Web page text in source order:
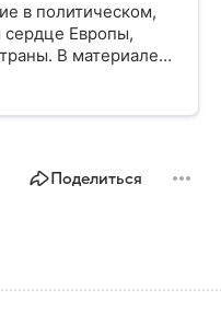
в политическом,
сердце Европы,
В материале
Поделиться